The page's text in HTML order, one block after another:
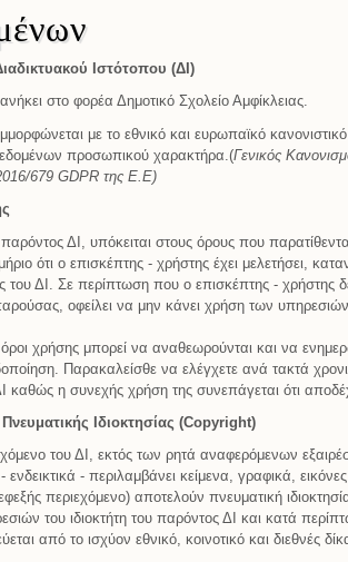
Ιστότοπου (ΔΙ)
στο φορέα Δημοτικό Σχολείο Αμφίκλειας.
με το εθνικό και ευρωπαϊκό
προσωπικού χαρακτήρα.(Γενικός
679 GDPR της Ε.Ε)
ΔΙ, υπόκειται στους όρους που
ότι ο επισκέπτης - χρήστης έχει μελετήσει,
του ΔΙ. Σε περίπτωση που ο επισκέπτης - χρήστης
οφείλει να μην κάνει χρήση των
χρήσης μπορεί να αναθεωρούνται και να
Παρακαλείσθε να ελέγχετε ανά τακτά
καθώς η συνεχής χρήση της συνεπάγεται ότι
Ιδιοκτησίας (Copyright)
του ΔΙ, εκτός των ρητά αναφερόμενων
ενδεικτικά - περιλαμβάνει κείμενα, γραφικά,
περιεχόμενο) αποτελούν πνευματική
του ιδιοκτήτη του παρόντος ΔΙ και κατά
από το ισχύον εθνικό, κοινοτικό και διεθνές